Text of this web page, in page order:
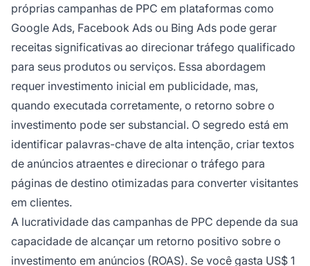
próprias campanhas de PPC em plataformas como
Google Ads, Facebook Ads ou Bing Ads pode gerar
receitas significativas ao direcionar tráfego qualificado
para seus produtos ou serviços. Essa abordagem
requer investimento inicial em publicidade, mas,
quando executada corretamente, o retorno sobre o
investimento pode ser substancial. O segredo está em
identificar palavras-chave de alta intenção, criar textos
de anúncios atraentes e direcionar o tráfego para
páginas de destino otimizadas para converter visitantes
em clientes.
A lucratividade das campanhas de PPC depende da sua
capacidade de alcançar um retorno positivo sobre o
investimento em anúncios (ROAS). Se você gasta US$ 1